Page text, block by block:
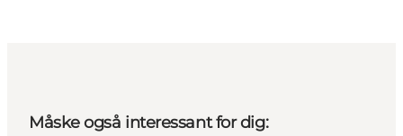
Måske også interessant for dig: